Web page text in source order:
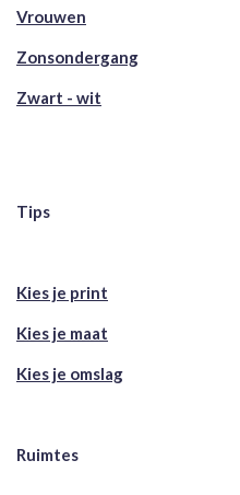
Vrouwen
Zonsondergang
Zwart - wit
Tips
Kies je print
Kies je maat
Kies je omslag
Ruimtes